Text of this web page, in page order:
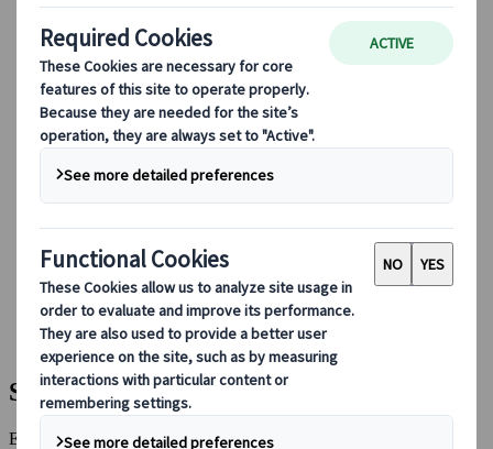
Säsongsbaserade resetips
Höjdpunkter på resmålet
Kulturella insikter
Kulinariska äventyr
Utforska Japan med tåg
Vanliga frågor och svar
Viktig information
Etikett i Japan
Körning i Japan
Boka med oss
Japan Rail Pass
Boende
Reserådgivning online
Japanspecialist
Destinationer
Alla Resmål
Shimanami Kaido
Shimanami Kaido
En naturskön cykeltur längs Inlandshavet